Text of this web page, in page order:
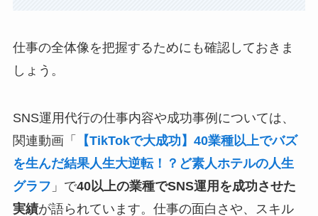
仕事の全体像を把握するためにも確認しておきま
しょう。
SNS運用代行の仕事内容や成功事例については、
関連動画「
【TikTokで大成功】40業種以上でバズ
を生んだ結果人生大逆転！？ど素人ホテルの人生
グラフ 」で40以上の業種でSNS運用を成功させた
実績が語られています。仕事の面白さや、スキル